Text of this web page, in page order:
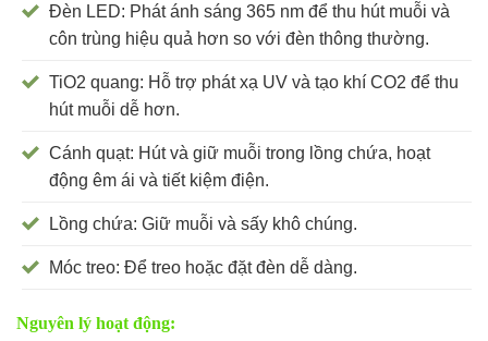
Đèn LED: Phát ánh sáng 365 nm để thu hút muỗi và
côn trùng hiệu quả hơn so với đèn thông thường.
TiO2 quang: Hỗ trợ phát xạ UV và tạo khí CO2 để thu
hút muỗi dễ hơn.
Cánh quạt: Hút và giữ muỗi trong lồng chứa, hoạt
động êm ái và tiết kiệm điện.
Lồng chứa: Giữ muỗi và sấy khô chúng.
Móc treo: Để treo hoặc đặt đèn dễ dàng.
Nguyên lý hoạt động: